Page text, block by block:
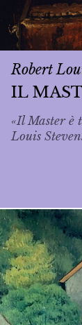
Robert
IL
«Il Master è
Louis